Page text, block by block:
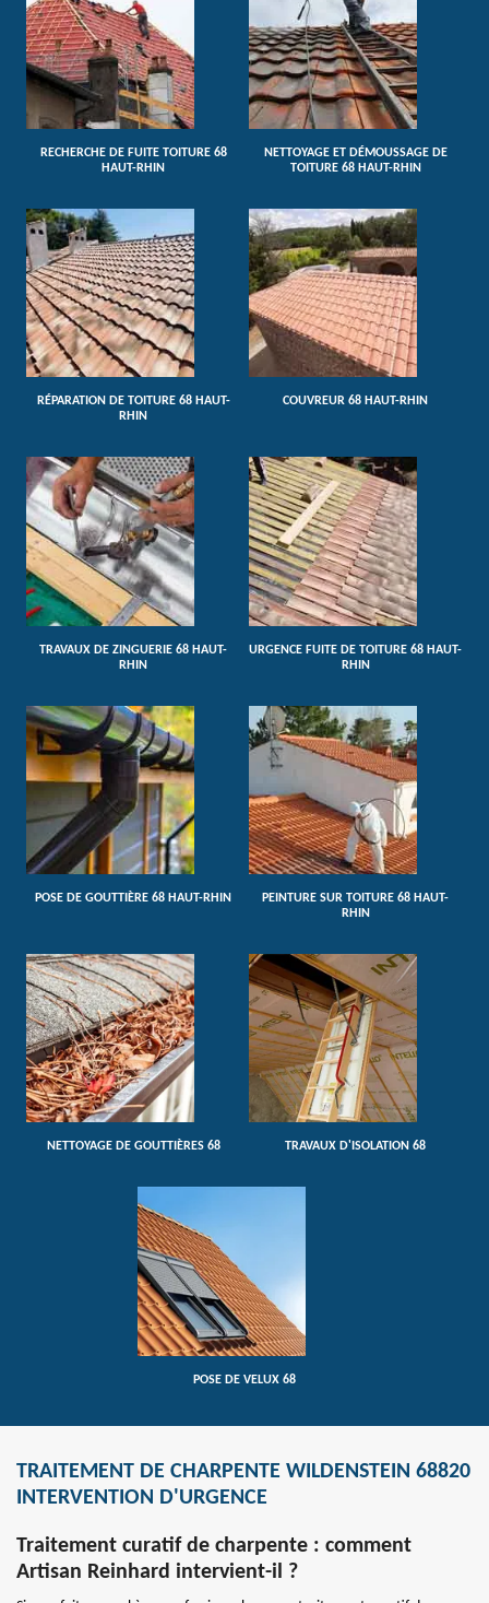
RECHERCHE DE FUITE TOITURE 68
HAUT-RHIN
NETTOYAGE ET DÉMOUSSAGE DE
TOITURE 68 HAUT-RHIN
RÉPARATION DE TOITURE 68 HAUT-
RHIN
COUVREUR 68 HAUT-RHIN
TRAVAUX DE ZINGUERIE 68 HAUT-
RHIN
URGENCE FUITE DE TOITURE 68 HAUT-
RHIN
POSE DE GOUTTIÈRE 68 HAUT-RHIN
PEINTURE SUR TOITURE 68 HAUT-
RHIN
NETTOYAGE DE GOUTTIÈRES 68 TRAVAUX D'ISOLATION 68
POSE DE VELUX 68
TRAITEMENT DE CHARPENTE WILDENSTEIN 68820
INTERVENTION D'URGENCE
Traitement curatif de charpente : comment
Artisan Reinhard intervient-il ?